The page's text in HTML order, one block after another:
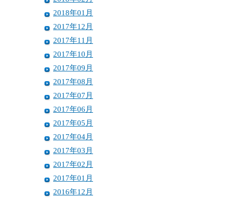
2018年01月
2017年12月
2017年11月
2017年10月
2017年09月
2017年08月
2017年07月
2017年06月
2017年05月
2017年04月
2017年03月
2017年02月
2017年01月
2016年12月